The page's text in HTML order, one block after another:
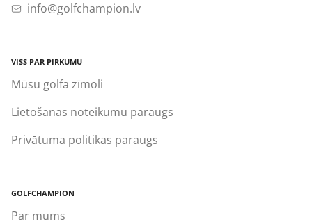
info@golfchampion.lv
VISS PAR PIRKUMU
Mūsu golfa zīmoli
Lietošanas noteikumu paraugs
Privātuma politikas paraugs
GOLFCHAMPION
Par mums